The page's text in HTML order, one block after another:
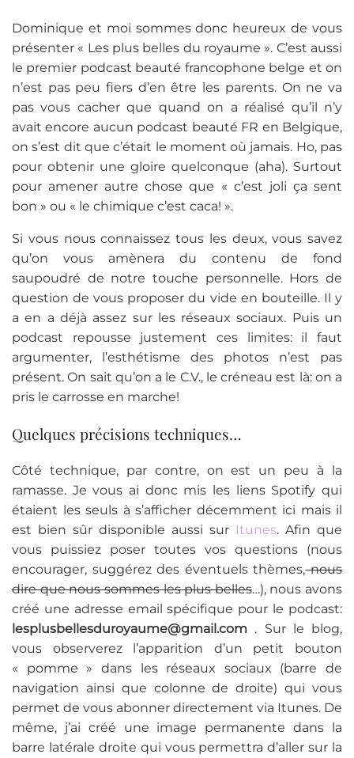
Dominique et moi sommes donc heureux de vous
présenter « Les plus belles du royaume ». C’est aussi
le premier podcast beauté francophone belge et on
n’est pas peu fiers d’en être les parents. On ne va
pas vous cacher que quand on a réalisé qu’il n’y
avait encore aucun podcast beauté FR en Belgique,
on s’est dit que c’était le moment où jamais. Ho, pas
pour obtenir une gloire quelconque (aha). Surtout
pour amener autre chose que « c’est joli ça sent
bon » ou « le chimique c’est caca! ».
Si vous nous connaissez tous les deux, vous savez
qu’on vous amènera du contenu de fond
saupoudré de notre touche personnelle. Hors de
question de vous proposer du vide en bouteille. Il y
a en a déjà assez sur les réseaux sociaux. Puis un
podcast repousse justement ces limites: il faut
argumenter, l’esthétisme des photos n’est pas
présent. On sait qu’on a le C.V., le créneau est là: on a
pris le carrosse en marche!
Quelques précisions techniques…
Côté technique, par contre, on est un peu à la
ramasse. Je vous ai donc mis les liens Spotify qui
étaient les seuls à s’afficher décemment ici mais il
est bien sûr disponible aussi sur Itunes. Afin que
vous puissiez poser toutes vos questions (nous
encourager, suggérez des éventuels thèmes,nous
dire que nous sommes les plus belles…), nous avons
créé une adresse email spécifique pour le podcast:
lesplusbellesduroyaume@gmail.com . Sur le blog,
vous observerez l’apparition d’un petit bouton
« pomme » dans les réseaux sociaux (barre de
navigation ainsi que colonne de droite) qui vous
permet de vous abonner directement via Itunes. De
même, j’ai créé une image permanente dans la
barre latérale droite qui vous permettra d’aller sur la